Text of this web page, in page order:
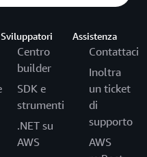
Sviluppatori
Centro
builder
SDK e
strumenti
.NET su
AWS
Assistenza
Contattaci
Inoltra
un ticket
di
supporto
AWS